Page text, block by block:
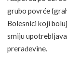
grubo povrće
Bolesnici koji
smiju
prerađevine.